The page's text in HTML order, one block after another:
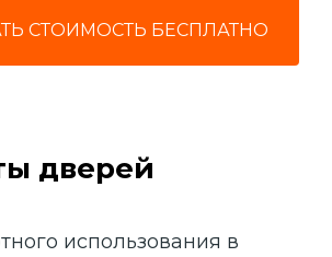
СТОИМОСТЬ БЕСПЛАТНО
дверей
использования в